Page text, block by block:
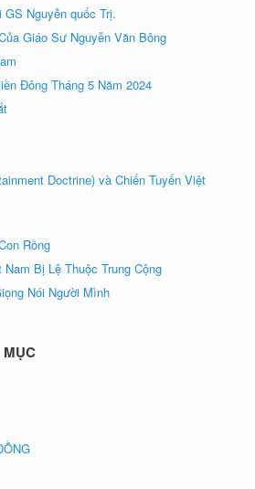
Nguyễn quốc Trị.
Giáo Sư Nguyễn Văn Bông
Đông Tháng 5 Năm 2024
Doctrine) và Chiến Tuyến Việt
Rồng
Bị Lệ Thuộc Trung Cộng
Nói Người Mình